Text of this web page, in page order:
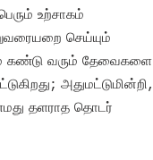
உற்சாகம்
செய்யும்
கண்டு வரும் தேவைகளை
அதுமட்டுமின்றி,
எமது தளராத தொடர்